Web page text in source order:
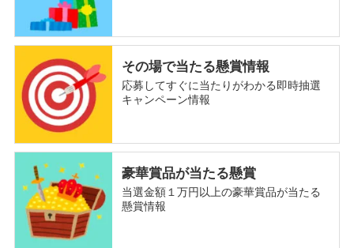
その場で当たる懸賞情報
応募してすぐに当たりがわかる即時抽選
キャンペーン情報
豪華賞品が当たる懸賞
当選金額１万円以上の豪華賞品が当たる
懸賞情報